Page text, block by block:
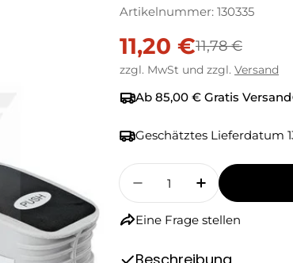
Artikelnummer: 130335
Verkaufspreis
11,20 €
Regulärer
Preis
11,78 €
zzgl. MwSt und zzgl. Versand
Ab 85,00 € Gratis Versand
Geschätztes Lieferdatum
Menge
Menge Für My
Menge Für
Eine Frage stellen